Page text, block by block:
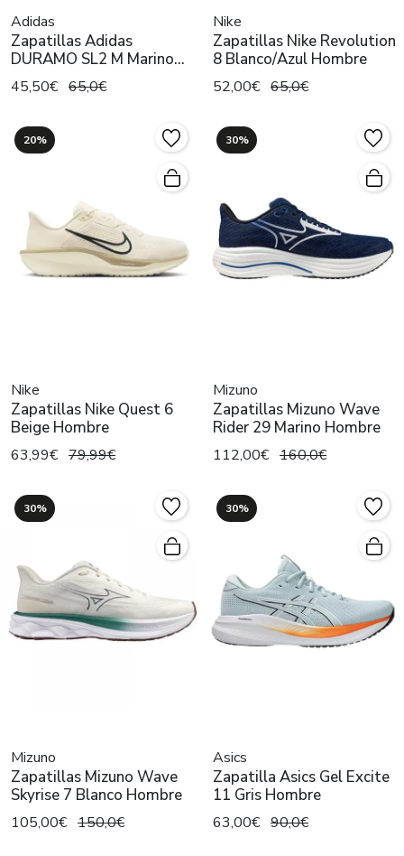
Adidas
Zapatillas Adidas
DURAMO SL2 M Marino
Hombre
45,50€ 65,0€
Nike
Zapatillas Nike Revolution
8 Blanco/Azul Hombre
52,00€ 65,0€
20%
Nike
Zapatillas Nike Quest 6
Beige Hombre
63,99€ 79,99€
30%
Mizuno
Zapatillas Mizuno Wave
Rider 29 Marino Hombre
112,00€ 160,0€
30%
Mizuno
Zapatillas Mizuno Wave
Skyrise 7 Blanco Hombre
105,00€ 150,0€
30%
Asics
Zapatilla Asics Gel Excite
11 Gris Hombre
63,00€ 90,0€